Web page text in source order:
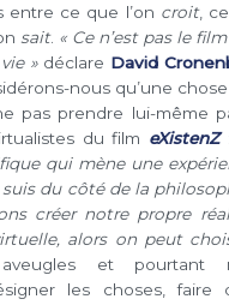
entre ce que l’on croit,
sait. « Ce n’est pas le
»déclare David
nous qu’une
pas prendre lui-même
du film eXistenZ:
qui mène une
suis du côté de la
créer notre propre
alors on peut
et pourtant
les choses, faire